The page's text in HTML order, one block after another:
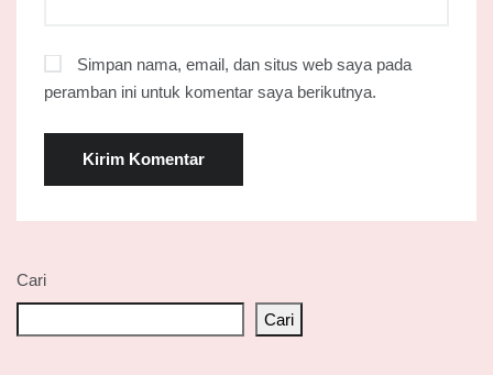
Simpan nama, email, dan situs web saya pada
peramban ini untuk komentar saya berikutnya.
Cari
Cari